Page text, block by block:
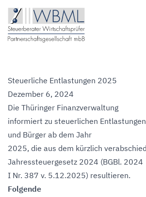
Steuerliche Entlastungen 2025
Dezember 6, 2024
Die Thüringer Finanzverwaltung
informiert zu steuerlichen
und Bürger ab dem Jahr
2025, die aus dem kürzlich
Jahressteuergesetz 2024 (BGBl. 2024
I Nr. 387 v. 5.12.2025) resultieren.
Folgende